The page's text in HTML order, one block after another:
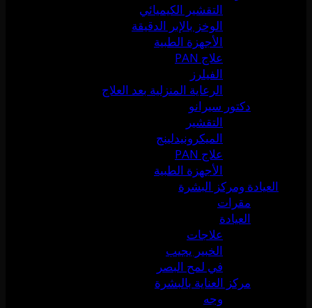
التقشير الكيميائي
الوخز بالإبر الدقيقة
الأجهزة الطبية
علاج PAN
الفيلرز
الرعاية المنزلية بعد العلاج
دكتور سيرانو
التقشير
الميكرونيدلينج
علاج PAN
الأجهزة الطبية
العيادة ومركز البشرة
مقرات
العيادة
علاجات
الخبير يجيب
في لمح البصر
مركز العناية بالبشرة
وجه